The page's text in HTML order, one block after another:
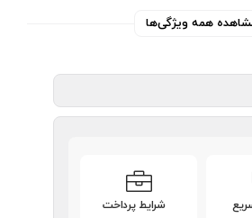
همه ویژگی‌ها
شرایط پرداخت